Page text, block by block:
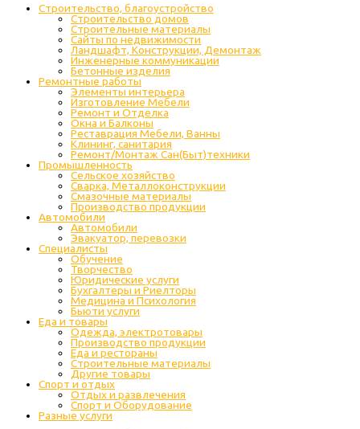
Строительство, благоустройство
Строительство домов
Строительные материалы
Сайты по недвижимости
Ландшафт, Конструкции, Демонтаж
Инженерные коммуникации
Бетонные изделия
Ремонтные работы
Элементы интерьера
Изготовление Мебели
Ремонт и Отделка
Окна и Балконы
Реставрация Мебели, Ванны
Клининг, санитария
Ремонт/Монтаж Сан(Быт)техники
Промышленность
Cельское хозяйство
Сварка, Металлоконструкции
Cмазочные материалы
Производство продукции
Автомобили
Автомобили
Эвакуатор, перевозки
Специалисты
Обучение
Творчество
Юридические услуги
Бухгалтеры и Риелторы
Медицина и Психология
Бьюти услуги
Еда и товары
Одежда, электротовары
Производство продукции
Еда и рестораны
Строительные материалы
Другие товары
Спорт и отдых
Отдых и развлечения
Спорт и Оборудование
Разные услуги